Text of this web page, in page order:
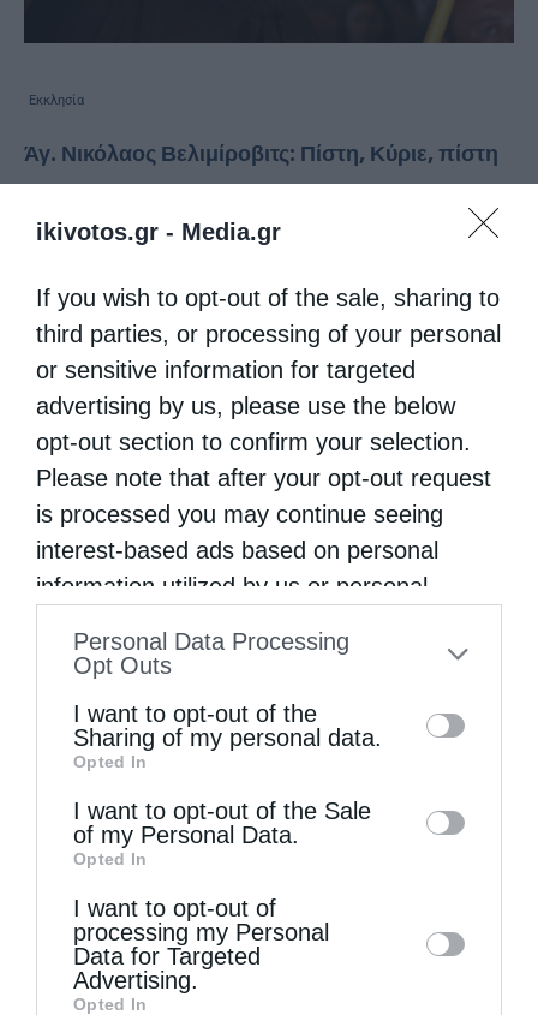
ikivotos.gr - Media.gr
If you wish to opt-out of the sale, sharing to
third parties, or processing of your personal
or sensitive information for targeted
advertising by us, please use the below
opt-out section to confirm your selection.
Please note that after your opt-out request
is processed you may continue seeing
interest-based ads based on personal
information utilized by us or personal
to your opt-out. You may separately opt-out
information by third parties on the IAB’s list
of downstream participants. This
information may also be disclosed by us to
third parties on theIAB’s List of
Downstream Participants
disclose it to other third parties.
Personal Data Processing
Opt Outs
I want to opt-out of the
Sharing of my personal data.
Opted In
I want to opt-out of the Sale
of my Personal Data.
Opted In
I want to opt-out of
processing my Personal
Data for Targeted
Advertising.
Opted In
Εκκλησία
Άγ. Νικόλαος Βελιμίροβιτς: Πίστη, Κύριε, πίστη
Κύριε, Σε παρακαλούμε μόνο: δυνάμωσε την
εμπιστοσύνη μας προς Εσένα και την πίστη
μας στη ζωή. Αφού, ό,τι Εσύ κάνεις με μας,
θα είναι ασύγκριτα σοφότερο από εκείνο που
εμείς …
Πίστη και αίσθηση
christina 24 Ιουνίου 2023